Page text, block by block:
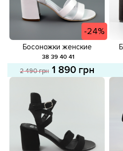
-24%
Босоножки женские
кожаные 588939 Белые
распродажа
38 39 40 41
2 490 грн 1 890 грн